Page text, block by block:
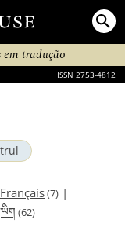
em tradução
ISSN 2753-4812
Français(7) |
(62)